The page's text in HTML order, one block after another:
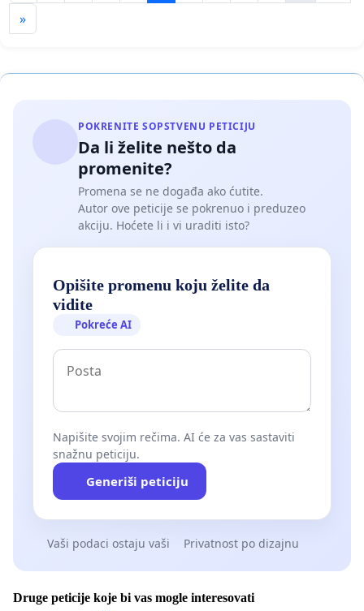
»
POKRENITE SOPSTVENU PETICIJU
Da li želite nešto da
promenite?
Promena se ne događa ako ćutite.
Autor ove peticije se pokrenuo i preduzeo
akciju. Hoćete li i vi uraditi isto?
Opišite promenu koju želite da
vidite
Pokreće AI
Napišite svojim rečima. AI će za vas sastaviti
snažnu peticiju.
Generiši peticiju
Vaši podaci ostaju vaši Privatnost po dizajnu
Druge peticije koje bi vas mogle interesovati